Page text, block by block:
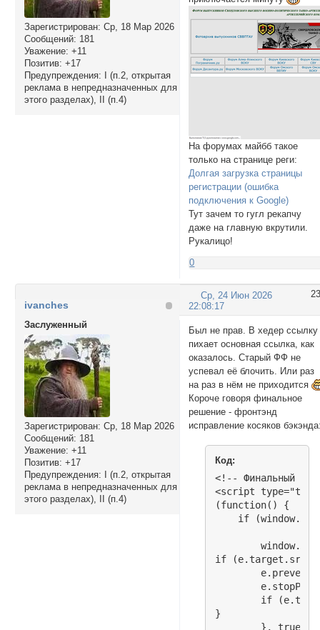
Зарегистрирован: Ср, 18 Мар 2026
Сообщений: 181
Уважение: +11
Позитив: +17
Предупреждения: I (п.2, открытая
реклама в непредназначенных для
этого разделах), II (п.4)
На форумах майбб такое
только на странице реги:
Долгая загрузка страницы
регистрации (ошибка
подключения к Google)
Тут зачем то гугл рекапчу
даже на главную вкрутили.
Рукалицо!
0
23
Ср, 24 Июн 2026
22:08:17
ivanches
Заслуженный
Зарегистрирован: Ср, 18 Мар 2026
Сообщений: 181
Уважение: +11
Позитив: +17
Предупреждения: I (п.2, открытая
реклама в непредназначенных для
этого разделах), II (п.4)
Был не прав. В хедер ссылку
пихает основная ссылка, как
оказалось. Старый ФФ не
успевал её блочить. Или раз
на раз в нём не приходится
Короче говоря финальное
решение - фронтэнд
исправление косяков
Код:
<!-- Финальный
<script
(function() {
if
	window.addEventListener('beforescriptexecute', function(e) {
if (e.target.src
}